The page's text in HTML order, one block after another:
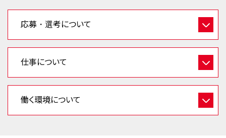
応募・選考について
仕事について
働く環境について